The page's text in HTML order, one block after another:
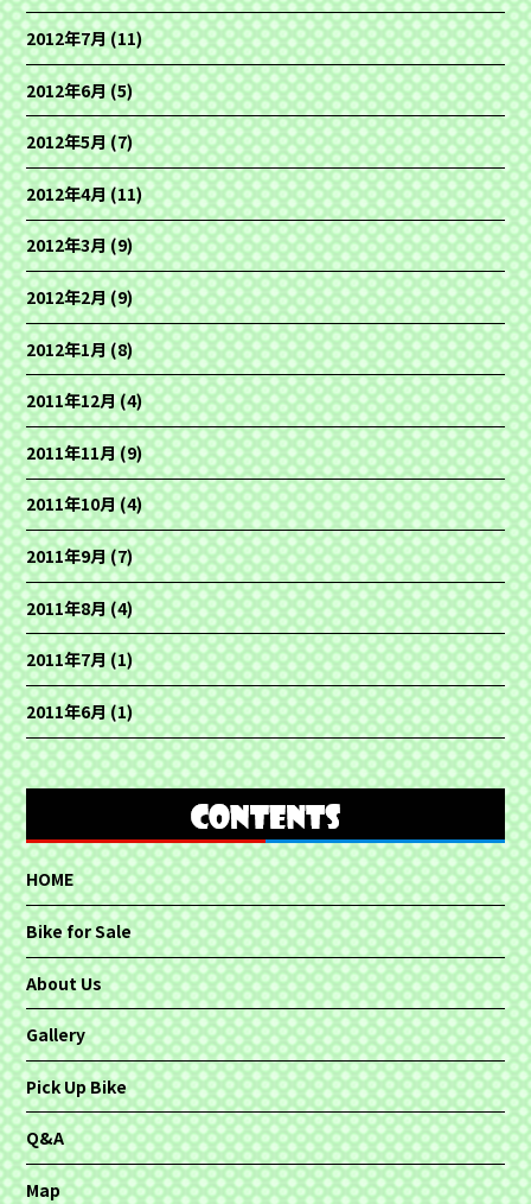
2012年7月(11)
2012年6月(5)
2012年5月(7)
2012年4月(11)
2012年3月(9)
2012年2月(9)
2012年1月(8)
2011年12月(4)
2011年11月(9)
2011年10月(4)
2011年9月(7)
2011年8月(4)
2011年7月(1)
2011年6月(1)
HOME
Bike for Sale
About Us
Gallery
Pick Up Bike
Q&A
Map